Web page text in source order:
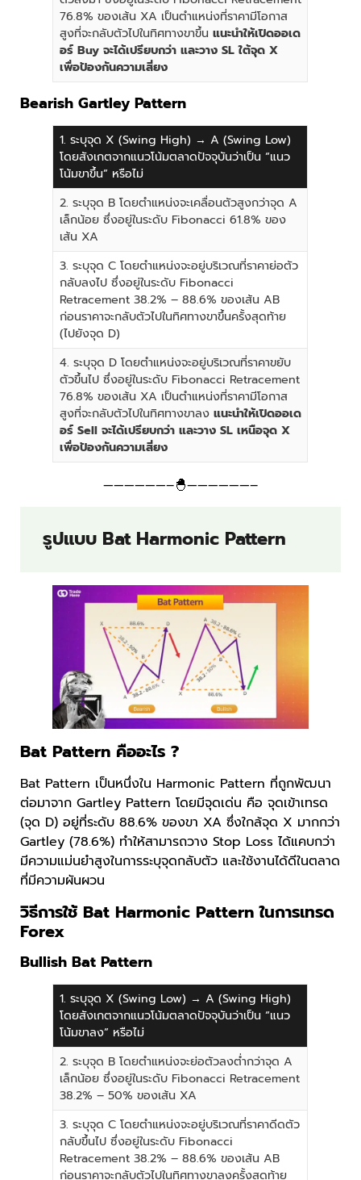
76.8% ของเส้น XA เป็นตำแหน่งที่ราคามีโอกาส
สูงที่จะกลับตัวไปในทิศทางขาขึ้น แนะนำให้เปิดออเด
อร์ Buy จะได้เปรียบกว่า และวาง SL ใต้จุด X
เพื่อป้องกันความเสี่ยง
Bearish Gartley Pattern
1. ระบุจุด X (Swing High) → A (Swing Low)
โดยสังเกตจากแนวโน้มตลาดปัจจุบันว่าเป็น “แนว
โน้มขาขึ้น” หรือไม่
2. ระบุจุด B โดยตำแหน่งจะเคลื่อนตัวสูงกว่าจุด A
เล็กน้อย ซึ่งอยู่ในระดับ Fibonacci 61.8% ของ
เส้น XA
3. ระบุจุด C โดยตำแหน่งจะอยู่บริเวณที่ราคาย่อตัว
กลับลงไป ซึ่งอยู่ในระดับ Fibonacci
Retracement 38.2% – 88.6% ของเส้น AB
ก่อนราคาจะกลับตัวไปในทิศทางขาขึ้นครั้งสุดท้าย
(ไปยังจุด D)
4. ระบุจุด D โดยตำแหน่งจะอยู่บริเวณที่ราคาขยับ
ตัวขึ้นไป ซึ่งอยู่ในระดับ Fibonacci Retracement
76.8% ของเส้น XA เป็นตำแหน่งที่ราคามีโอกาส
สูงที่จะกลับตัวไปในทิศทางขาลงแนะนำให้เปิดออเด
อร์ Sell จะได้เปรียบกว่า และวาง SL เหนือจุด X
เพื่อป้องกันความเสี่ยง
——————–🐣——————–
รูปแบบ Bat Harmonic Pattern
Bat Pattern คืออะไร ?
Bat Pattern เป็นหนึ่งใน Harmonic Pattern ที่ถูกพัฒนา
ต่อมาจาก Gartley Pattern โดยมีจุดเด่น คือ จุดเข้าเทรด
(จุด D) อยู่ที่ระดับ 88.6% ของขา XA ซึ่งใกล้จุด X มากกว่า
Gartley (78.6%) ทำให้สามารถวาง Stop Loss ได้แคบกว่า
มีความแม่นยำสูงในการระบุจุดกลับตัว และใช้งานได้ดีในตลาด
ที่มีความผันผวน
วิธีการใช้ Bat Harmonic Pattern ในการเทรด
Forex
Bullish Bat Pattern
1. ระบุจุด X (Swing Low) → A (Swing High)
โดยสังเกตจากแนวโน้มตลาดปัจจุบันว่าเป็น “แนว
โน้มขาลง” หรือไม่
2. ระบุจุด B โดยตำแหน่งจะย่อตัวลงต่ำกว่าจุด A
เล็กน้อย ซึ่งอยู่ในระดับ Fibonacci Retracement
38.2% – 50% ของเส้น XA
3. ระบุจุด C โดยตำแหน่งจะอยู่บริเวณที่ราคาดีดตัว
กลับขึ้นไป ซึ่งอยู่ในระดับ Fibonacci
Retracement 38.2% – 88.6% ของเส้น AB
ก่อนราคาจะกลับตัวไปในทิศทางขาลงครั้งสุดท้าย